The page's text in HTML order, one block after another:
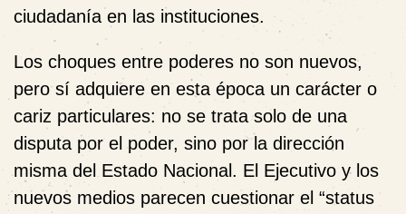
ciudadanía en las instituciones.
Los choques entre poderes no son nuevos,
pero sí adquiere en esta época un carácter o
cariz particulares: no se trata solo de una
disputa por el poder, sino por la dirección
misma del Estado Nacional. El Ejecutivo y los
nuevos medios parecen cuestionar el “status